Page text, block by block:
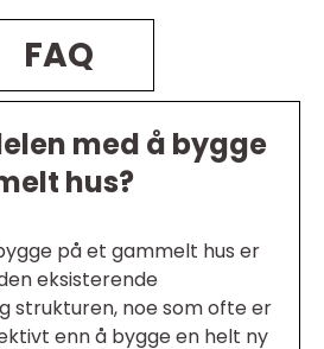
FAQ
med å bygge
hus?
på et gammelt hus er
eksisterende
strukturen, noe som ofte er
enn å bygge en helt ny